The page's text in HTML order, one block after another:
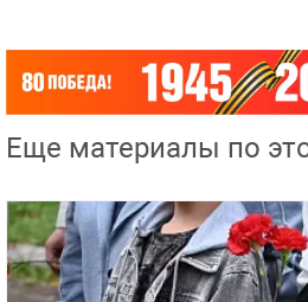
Еще материалы по